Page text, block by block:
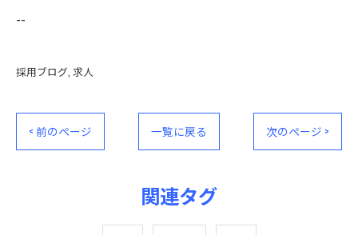
--
採用ブログ 求人
< 前のページ 一覧に戻る 次のページ >
関連タグ